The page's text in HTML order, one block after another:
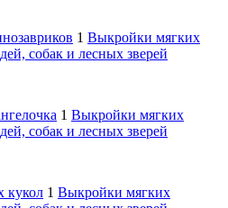
1 Выкройки мягких
собак и лесных зверей
1 Выкройки мягких
собак и лесных зверей
кукол 1 Выкройки мягких